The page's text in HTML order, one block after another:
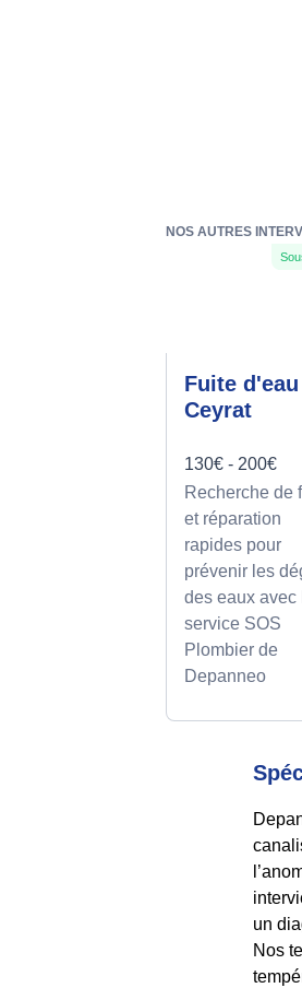
NOS AUTRES
Fuite d'eau
Ceyrat
130€ - 200€
Recherche de
et réparation
rapides pour
prévenir les
des eaux avec
service SOS
Plombier de
Depanneo
un
Nos